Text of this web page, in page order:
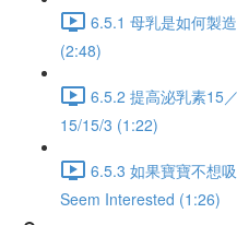
6.5.1 母乳是如何製
(2:48)
6.5.2 提高泌乳素15
15/15/3 (1:22)
6.5.3 如果寶寶不想
Seem Interested (1:26)